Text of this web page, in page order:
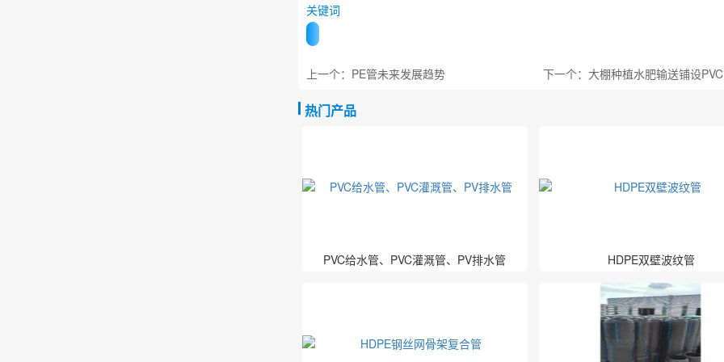
关键词
上一个：PE管未来发展趋势
热门产品
PVC给水管、PVC灌溉管、PV排水管 HDPE双壁波纹管